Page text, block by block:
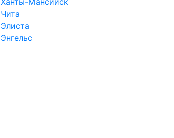
Чита
Элиста
Энгельс